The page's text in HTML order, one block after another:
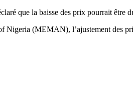
que la baisse des prix pourrait être
(MEMAN), l’ajustement des